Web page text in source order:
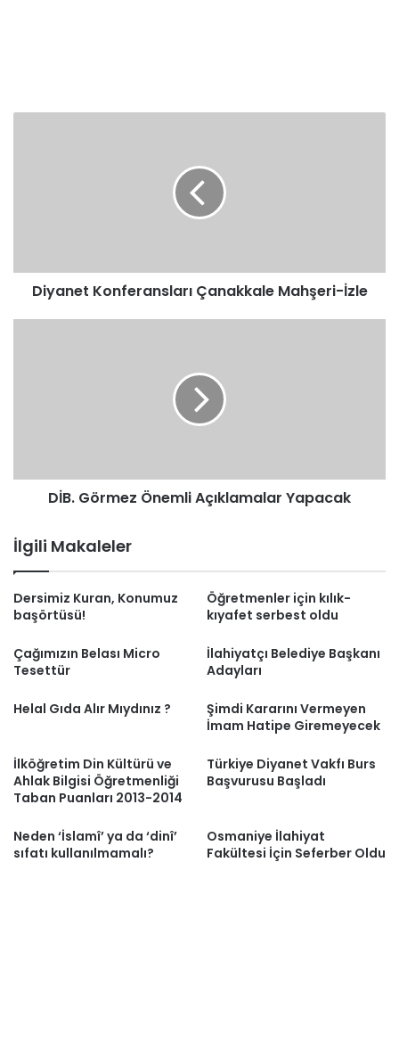
Diyanet Konferansları Çanakkale Mahşeri-İzle
DİB. Görmez Önemli Açıklamalar Yapacak
İlgili Makaleler
Dersimiz Kuran, Konumuz
başörtüsü!
Öğretmenler için kılık-
kıyafet serbest oldu
Çağımızın Belası Micro
Tesettür
İlahiyatçı Belediye Başkanı
Adayları
Helal Gıda Alır Mıydınız ?
Şimdi Kararını Vermeyen
İmam Hatipe Giremeyecek
İlköğretim Din Kültürü ve
Ahlak Bilgisi Öğretmenliği
Taban Puanları 2013-2014
Türkiye Diyanet Vakfı Burs
Başvurusu Başladı
Neden ‘İslamî’ ya da ‘dinî’
sıfatı kullanılmamalı?
Osmaniye İlahiyat
Fakültesi İçin Seferber Oldu